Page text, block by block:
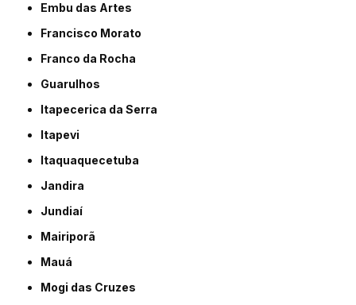
Embu das Artes
Francisco Morato
Franco da Rocha
Guarulhos
Itapecerica da Serra
Itapevi
Itaquaquecetuba
Jandira
Jundiaí
Mairiporã
Mauá
Mogi das Cruzes